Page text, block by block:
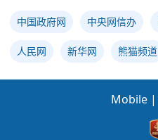
中国政府网 中央网信办
人民网 新华网 熊猫频道
Mobile |